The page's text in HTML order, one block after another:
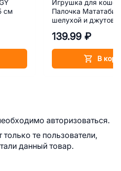
см
Игрушка для кошек
Палочка Мататаби
шелухой и
139.99 ₽
В
авторизоваться.
те пользователи,
данный товар.